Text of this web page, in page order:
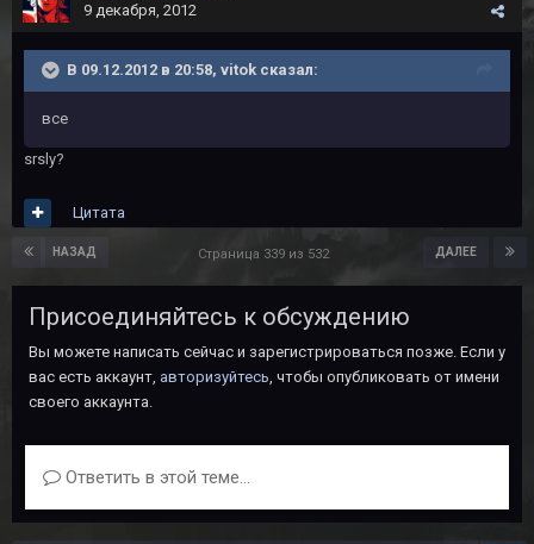
9 декабря, 2012
В 09.12.2012 в 20:58, vitok сказал:
все
srsly?
Цитата
НАЗАД ДАЛЕЕ
Страница 339 из 532
Присоединяйтесь к обсуждению
Вы можете написать сейчас и зарегистрироваться позже. Если у
вас есть аккаунт, авторизуйтесь, чтобы опубликовать от имени
своего аккаунта.
Ответить в этой теме...